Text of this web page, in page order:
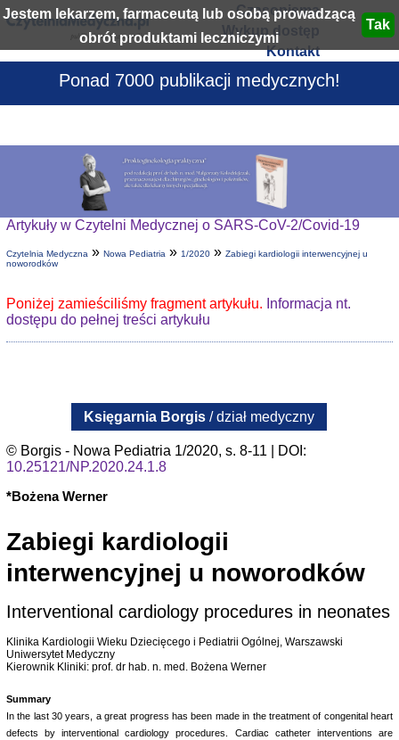
Jestem lekarzem, farmaceutą lub osobą prowadzącą
obrót produktami leczniczymi
Czasopisma
Wykup dostęp
Kontakt
Ponad 7000 publikacji medycznych!
Artykuły w Czytelni Medycznej o SARS-CoV-2/Covid-19
Czytelnia Medyczna» Nowa Pediatria» 1/2020» Zabiegi kardiologii interwencyjnej u
noworodków
Poniżej zamieściliśmy fragment artykułu. Informacja nt.
dostępu do pełnej treści artykułu
Księgarnia Borgis / dział medyczny
© Borgis - Nowa Pediatria 1/2020, s. 8-11 | DOI:
10.25121/NP.2020.24.1.8
*Bożena Werner
Zabiegi kardiologii
interwencyjnej u noworodków
Interventional cardiology procedures in neonates
Klinika Kardiologii Wieku Dziecięcego i Pediatrii Ogólnej, Warszawski
Uniwersytet Medyczny
Kierownik Kliniki: prof. dr hab. n. med. Bożena Werner
Summary
In the last 30 years, a great progress has been made in the treatment of congenital heart
defects by interventional cardiology procedures. Cardiac catheter interventions are